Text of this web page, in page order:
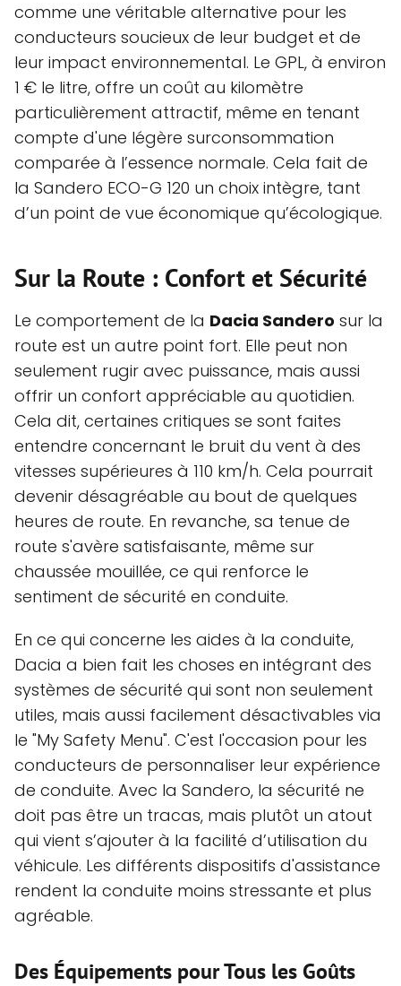
comme une véritable alternative pour les
conducteurs soucieux de leur budget et de
leur impact environnemental. Le GPL, à environ
1 € le litre, offre un coût au kilomètre
particulièrement attractif, même en tenant
compte d'une légère surconsommation
comparée à l’essence normale. Cela fait de
la Sandero ECO-G 120 un choix intègre, tant
d’un point de vue économique qu’écologique.
Sur la Route : Confort et Sécurité
Le comportement de la Dacia Sandero sur la
route est un autre point fort. Elle peut non
seulement rugir avec puissance, mais aussi
offrir un confort appréciable au quotidien.
Cela dit, certaines critiques se sont faites
entendre concernant le bruit du vent à des
vitesses supérieures à 110 km/h. Cela pourrait
devenir désagréable au bout de quelques
heures de route. En revanche, sa tenue de
route s'avère satisfaisante, même sur
chaussée mouillée, ce qui renforce le
sentiment de sécurité en conduite.
En ce qui concerne les aides à la conduite,
Dacia a bien fait les choses en intégrant des
systèmes de sécurité qui sont non seulement
utiles, mais aussi facilement désactivables via
le "My Safety Menu". C'est l'occasion pour les
conducteurs de personnaliser leur expérience
de conduite. Avec la Sandero, la sécurité ne
doit pas être un tracas, mais plutôt un atout
qui vient s’ajouter à la facilité d’utilisation du
véhicule. Les différents dispositifs d'assistance
rendent la conduite moins stressante et plus
agréable.
Des Équipements pour Tous les Goûts